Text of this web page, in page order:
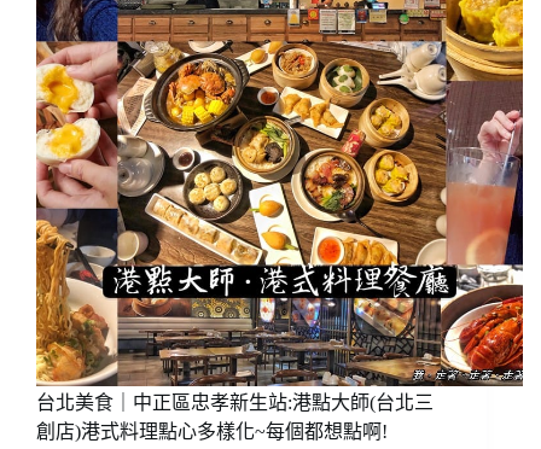
台北美食｜中正區忠孝新生站:港點大師(台北三
創店)港式料理點心多樣化~每個都想點啊!